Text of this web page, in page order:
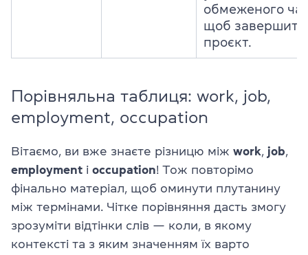
обмеженого
щоб завершити
проєкт.
Порівняльна таблиця: work, job,
employment, occupation
Вітаємо, ви вже знаєте різницю між work, job,
employment і occupation! Тож повторімо
фінально матеріал, щоб оминути плутанину
між термінами. Чітке порівняння дасть змогу
зрозуміти відтінки слів — коли, в якому
контексті та з яким значенням їх варто